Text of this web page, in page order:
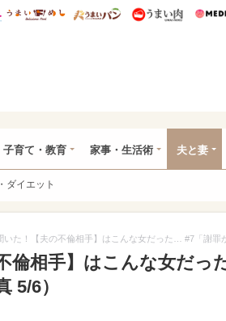
研 ディズニー特集
mimot. うまいめし うまいパン うま
子育て・教育 家事・生活術 夫と妻
ダイエット
いた！【夫の不倫相手】はこんな女だった… #7「謝罪
倫相手】はこんな女だっ
5/6）